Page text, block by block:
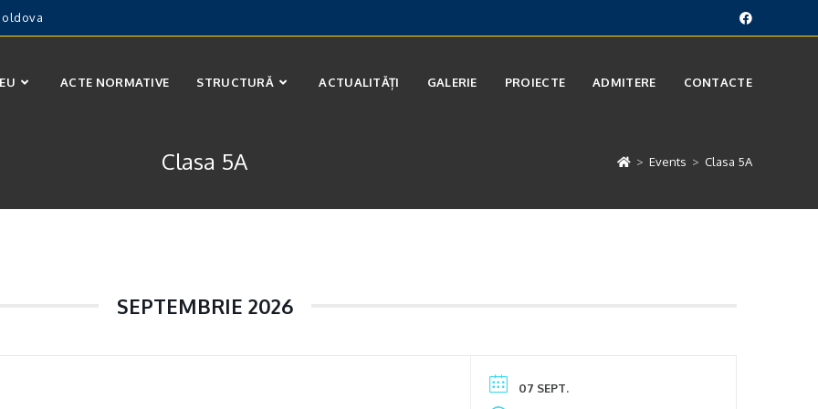
ACTE NORMATIVE STRUCTURĂ ACTUALITĂȚI GALERIE PROIECTE ADMITERE CONTACTE
Clasa 5A > Events > Clasa 5A
SEPTEMBRIE 2026
07 SEPT.